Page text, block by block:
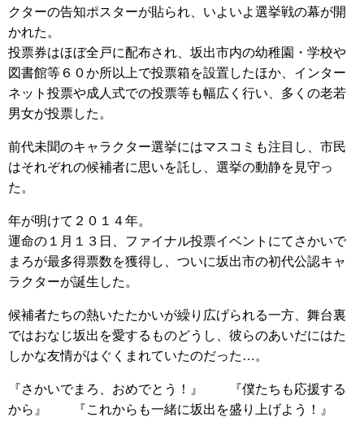
クターの告知ポスターが貼られ、いよいよ選挙戦の幕が開
かれた。
投票券はほぼ全戸に配布され、坂出市内の幼稚園・学校や
図書館等６０か所以上で投票箱を設置したほか、インター
ネット投票や成人式での投票等も幅広く行い、多くの老若
男女が投票した。
前代未聞のキャラクター選挙にはマスコミも注目し、市民
はそれぞれの候補者に思いを託し、選挙の動静を見守っ
た。
年が明けて２０１４年。
運命の１月１３日、ファイナル投票イベントにてさかいで
まろが最多得票数を獲得し、ついに坂出市の初代公認キャ
ラクターが誕生した。
候補者たちの熱いたたかいが繰り広げられる一方、舞台裏
ではおなじ坂出を愛するものどうし、彼らのあいだにはた
しかな友情がはぐくまれていたのだった…。
『さかいでまろ、おめでとう！』 『僕たちも応援する
から』 『これからも一緒に坂出を盛り上げよう！』